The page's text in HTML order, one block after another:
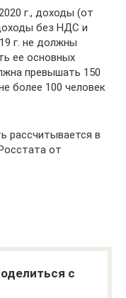
г., доходы (от
без НДС и
г. не должны
ее основных
превышать 150
более 100 человек
рассчитывается в
от
с